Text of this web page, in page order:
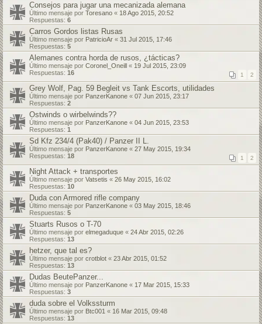
Consejos para jugar una mecanizada alemana
Último mensaje por Toresano « 18 Ago 2015, 20:52
Respuestas: 6
Carros Gordos listas Rusas
Último mensaje por PatricioAr « 31 Jul 2015, 17:46
Respuestas: 5
Alemanes contra horda de rusos, ¿tácticas?
Último mensaje por Coronel_Oneill « 19 Jul 2015, 23:09
Respuestas: 16 1 2
Grey Wolf, Pag. 59 Begleit vs Tank Escorts, utilidades
Último mensaje por PanzerKanone « 07 Jun 2015, 23:17
Respuestas: 2
Ostwinds o wirbelwinds??
Último mensaje por PanzerKanone « 04 Jun 2015, 23:53
Respuestas: 1
Sd Kfz 234/4 (Pak40) / Panzer II L.
Último mensaje por PanzerKanone « 27 May 2015, 19:34
Respuestas: 18 1 2
Night Attack + transportes
Último mensaje por Vatsetis « 26 May 2015, 16:02
Respuestas: 10
Duda con Armored rifle company
Último mensaje por PanzerKanone « 03 May 2015, 18:46
Respuestas: 5
Stuarts Rusos o T-70
Último mensaje por elmegaduque « 24 Abr 2015, 02:26
Respuestas: 13
hetzer, que tal es?
Último mensaje por crotblot « 23 Abr 2015, 01:52
Respuestas: 13
Dudas BeutePanzer...
Último mensaje por PanzerKanone « 17 Mar 2015, 15:33
Respuestas: 3
duda sobre el Volkssturm
Último mensaje por Btc001 « 16 Mar 2015, 09:48
Respuestas: 13